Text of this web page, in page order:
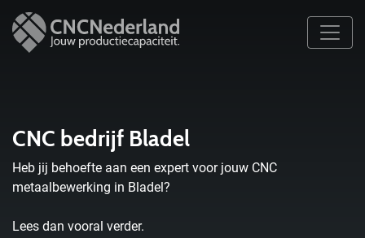
CNC bedrijf Bladel
Heb jij behoefte aan een expert voor jouw CNC
metaalbewerking in Bladel?
Lees dan vooral verder.